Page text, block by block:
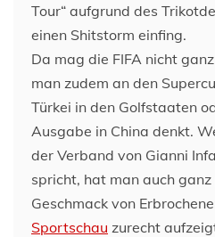
Tour“ aufgrund des
einen Shitstorm einfing.
Da mag die FIFA nicht
man zudem an den
Türkei in den Golfstaaten
Ausgabe in China denkt.
der Verband von Gianni
spricht, hat man auch
Geschmack von
Sportschau zurecht